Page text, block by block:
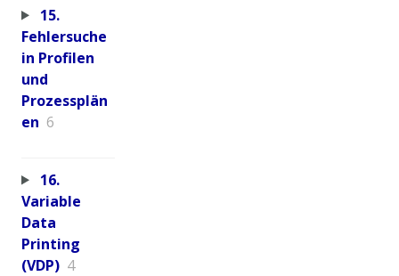
15.
Fehlersuche
in Profilen
und
Prozessplän
en 6
16.
Variable
Data
Printing
(VDP) 4